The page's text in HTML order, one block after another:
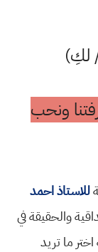
لكِ)
ونحب
للاستاذ احمد
والحقيقة في
ما تريد